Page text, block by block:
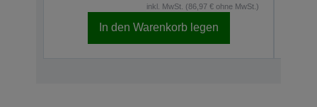
inkl. MwSt. (86,97 € ohne MwSt.)
In den Warenkorb legen